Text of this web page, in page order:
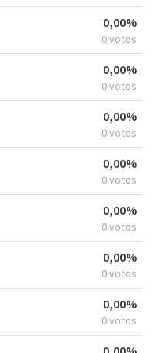
0,00%
0 votos
0,00%
0 votos
0,00%
0 votos
0,00%
0 votos
0,00%
0 votos
0,00%
0 votos
0,00%
0 votos